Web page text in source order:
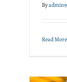
By
Read More